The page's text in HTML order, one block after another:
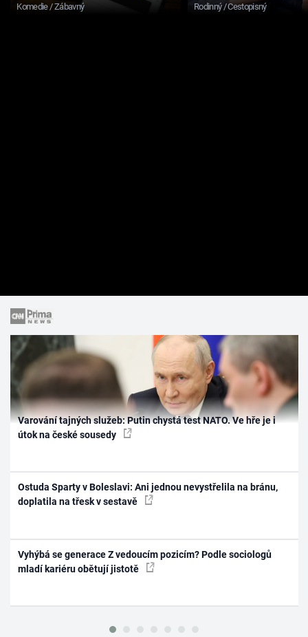
Komedie / Zábavný Rodinný / Cestopisný
Varování tajných služeb: Putin chystá test NATO. Ve hře je i
útok na české sousedy
Ostuda Sparty v Boleslavi: Ani jednou nevystřelila na bránu,
doplatila na třesk v sestavě
Vyhýbá se generace Z vedoucím pozicím? Podle sociologů
mladí kariéru obětují jistotě